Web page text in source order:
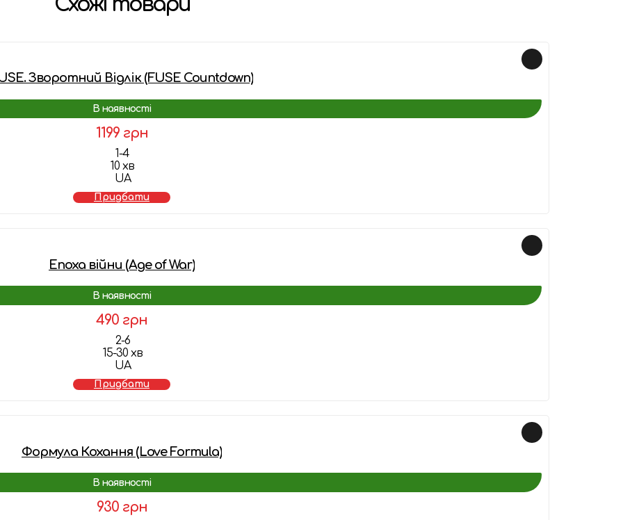
Зворотний Відлік (FUSE Countdown)
В наявності
1199 грн
1-4
10 хв
UA
Придбати
Епоха війни (Age of War)
В наявності
490 грн
2-6
15-30 хв
UA
Придбати
Формула Кохання (Love Formula)
В наявності
930 грн